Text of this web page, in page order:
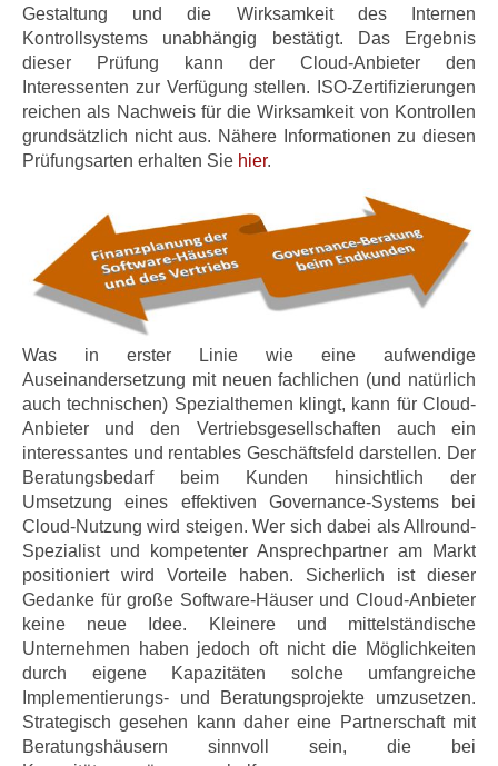
Gestaltung und die Wirksamkeit des Internen
Kontrollsystems unabhängig bestätigt. Das Ergebnis
dieser Prüfung kann der Cloud-Anbieter den
Interessenten zur Verfügung stellen. ISO-Zertifizierungen
reichen als Nachweis für die Wirksamkeit von Kontrollen
grundsätzlich nicht aus. Nähere Informationen zu diesen
Prüfungsarten erhalten Sie hier.
Was in erster Linie wie eine aufwendige
Auseinandersetzung mit neuen fachlichen (und natürlich
auch technischen) Spezialthemen klingt, kann für Cloud-
Anbieter und den Vertriebsgesellschaften auch ein
interessantes und rentables Geschäftsfeld darstellen. Der
Beratungsbedarf beim Kunden hinsichtlich der
Umsetzung eines effektiven Governance-Systems bei
Cloud-Nutzung wird steigen. Wer sich dabei als Allround-
Spezialist und kompetenter Ansprechpartner am Markt
positioniert wird Vorteile haben. Sicherlich ist dieser
Gedanke für große Software-Häuser und Cloud-Anbieter
keine neue Idee. Kleinere und mittelständische
Unternehmen haben jedoch oft nicht die Möglichkeiten
durch eigene Kapazitäten solche umfangreiche
Implementierungs- und Beratungsprojekte umzusetzen.
Strategisch gesehen kann daher eine Partnerschaft mit
Beratungshäusern sinnvoll sein, die bei